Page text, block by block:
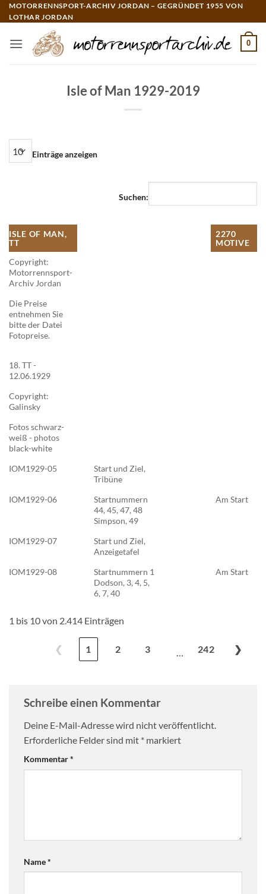
Zum
Inhalt
MOTORRENNSPORT-ARCHIV JORDAN – GEGRÜNDET 1955 VON
LOTHAR JORDAN
0
Isle of Man 1929-2019
Einträge anzeigen
Suchen:
ISLE OF MAN,
TT
2270
MOTIVE
Copyright:
Motorrennsport-
Archiv Jordan
Die Preise
entnehmen Sie
bitte der Datei
Fotopreise.
18. TT -
12.06.1929
Copyright:
Galinsky
Fotos schwarz-
weiß - photos
black-white
IOM1929-05
Start und Ziel,
Tribüne
IOM1929-06
Startnummern
44, 45, 47, 48
Simpson, 49
Am Start
IOM1929-07
Start und Ziel,
Anzeigetafel
IOM1929-08
Startnummern 1
Dodson, 3, 4, 5,
6, 7, 40
Am Start
1 bis 10 von 2.414 Einträgen
❮ 1 2 3 … 242 ❯
Schreibe einen Kommentar
Deine E-Mail-Adresse wird nicht veröffentlicht.
Erforderliche Felder sind mit * markiert
Kommentar*
Name*